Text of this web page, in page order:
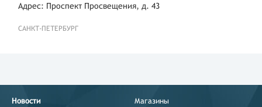
Адрес: Проспект Просвещения, д. 43
САНКТ-ПЕТЕРБУРГ
Новости
Магазины